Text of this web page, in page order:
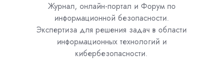
Журнал, онлайн-портал и Форум по
информационной безопасности.
Экспертиза для решения задач в области
информационных технологий и
кибербезопасности.